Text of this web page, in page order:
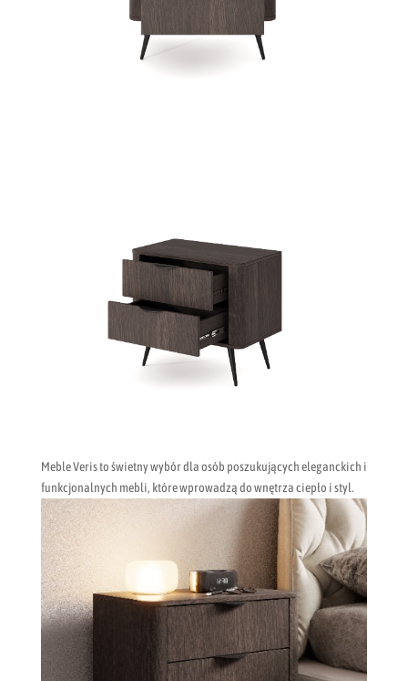
Meble Veris to świetny wybór dla osób poszukujących eleganckich i
funkcjonalnych mebli, które wprowadzą do wnętrza ciepło i styl.